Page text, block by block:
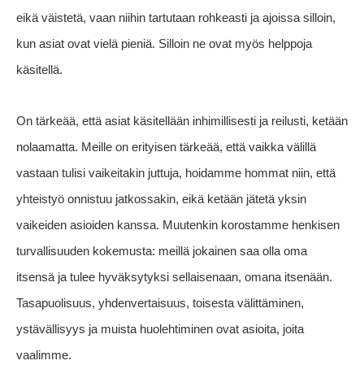
eikä väistetä, vaan niihin tartutaan rohkeasti ja ajoissa silloin,
kun asiat ovat vielä pieniä. Silloin ne ovat myös helppoja
käsitellä.
On tärkeää, että asiat käsitellään inhimillisesti ja reilusti, ketään
nolaamatta. Meille on erityisen tärkeää, että vaikka välillä
vastaan tulisi vaikeitakin juttuja, hoidamme hommat niin, että
yhteistyö onnistuu jatkossakin, eikä ketään jätetä yksin
vaikeiden asioiden kanssa. Muutenkin korostamme henkisen
turvallisuuden kokemusta: meillä jokainen saa olla oma
itsensä ja tulee hyväksytyksi sellaisenaan, omana itsenään.
Tasapuolisuus, yhdenvertaisuus, toisesta välittäminen,
ystävällisyys ja muista huolehtiminen ovat asioita, joita
vaalimme.